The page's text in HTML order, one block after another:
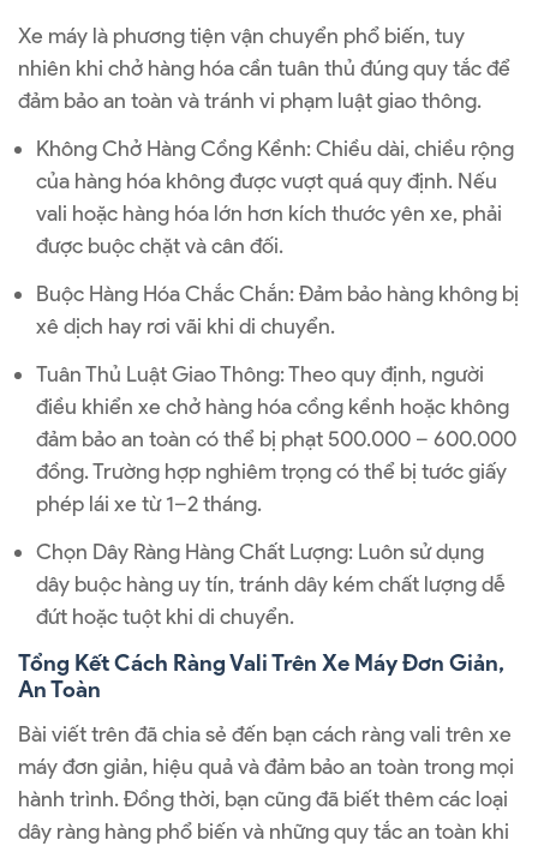
Xe máy là phương tiện vận chuyển phổ biến, tuy
nhiên khi chở hàng hóa cần tuân thủ đúng quy tắc để
đảm bảo an toàn và tránh vi phạm luật giao thông.
Không Chở Hàng Cồng Kềnh: Chiều dài, chiều rộng
của hàng hóa không được vượt quá quy định. Nếu
vali hoặc hàng hóa lớn hơn kích thước yên xe, phải
được buộc chặt và cân đối.
Buộc Hàng Hóa Chắc Chắn: Đảm bảo hàng không bị
xê dịch hay rơi vãi khi di chuyển.
Tuân Thủ Luật Giao Thông: Theo quy định, người
điều khiển xe chở hàng hóa cồng kềnh hoặc không
đảm bảo an toàn có thể bị phạt 500.000 – 600.000
đồng. Trường hợp nghiêm trọng có thể bị tước giấy
phép lái xe từ 1–2 tháng.
Chọn Dây Ràng Hàng Chất Lượng: Luôn sử dụng
dây buộc hàng uy tín, tránh dây kém chất lượng dễ
đứt hoặc tuột khi di chuyển.
Tổng Kết Cách Ràng Vali Trên Xe Máy Đơn Giản,
An Toàn
Bài viết trên đã chia sẻ đến bạn cách ràng vali trên xe
máy đơn giản, hiệu quả và đảm bảo an toàn trong mọi
hành trình. Đồng thời, bạn cũng đã biết thêm các loại
dây ràng hàng phổ biến và những quy tắc an toàn khi